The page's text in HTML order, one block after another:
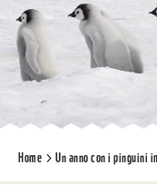
Home Un anno con i pinguini